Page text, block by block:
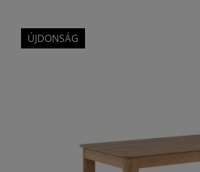
ÚJDONSÁG